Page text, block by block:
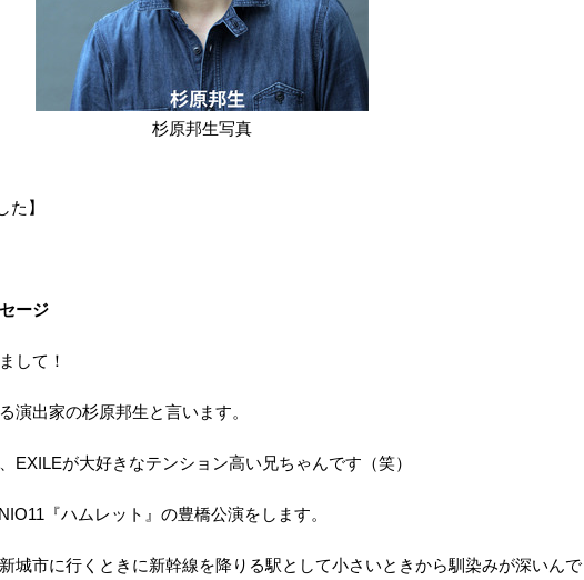
杉原邦生写真
た】
ージ
して！
演出家の杉原邦生と言います。
EXILEが大好きなテンション高い兄ちゃんです（笑）
『ハムレット』の豊橋公演をします。
城市に行くときに新幹線を降りる駅として小さいときから馴染みが深いんで